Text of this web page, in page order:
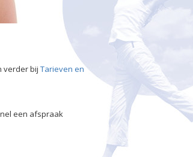
verder bij Tarieven en
een afspraak